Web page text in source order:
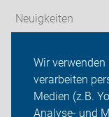
Wir
verarbeiten
Medien (z.B.
Analyse- und
Neuigkeiten
Unser Service vor
Sei dabei